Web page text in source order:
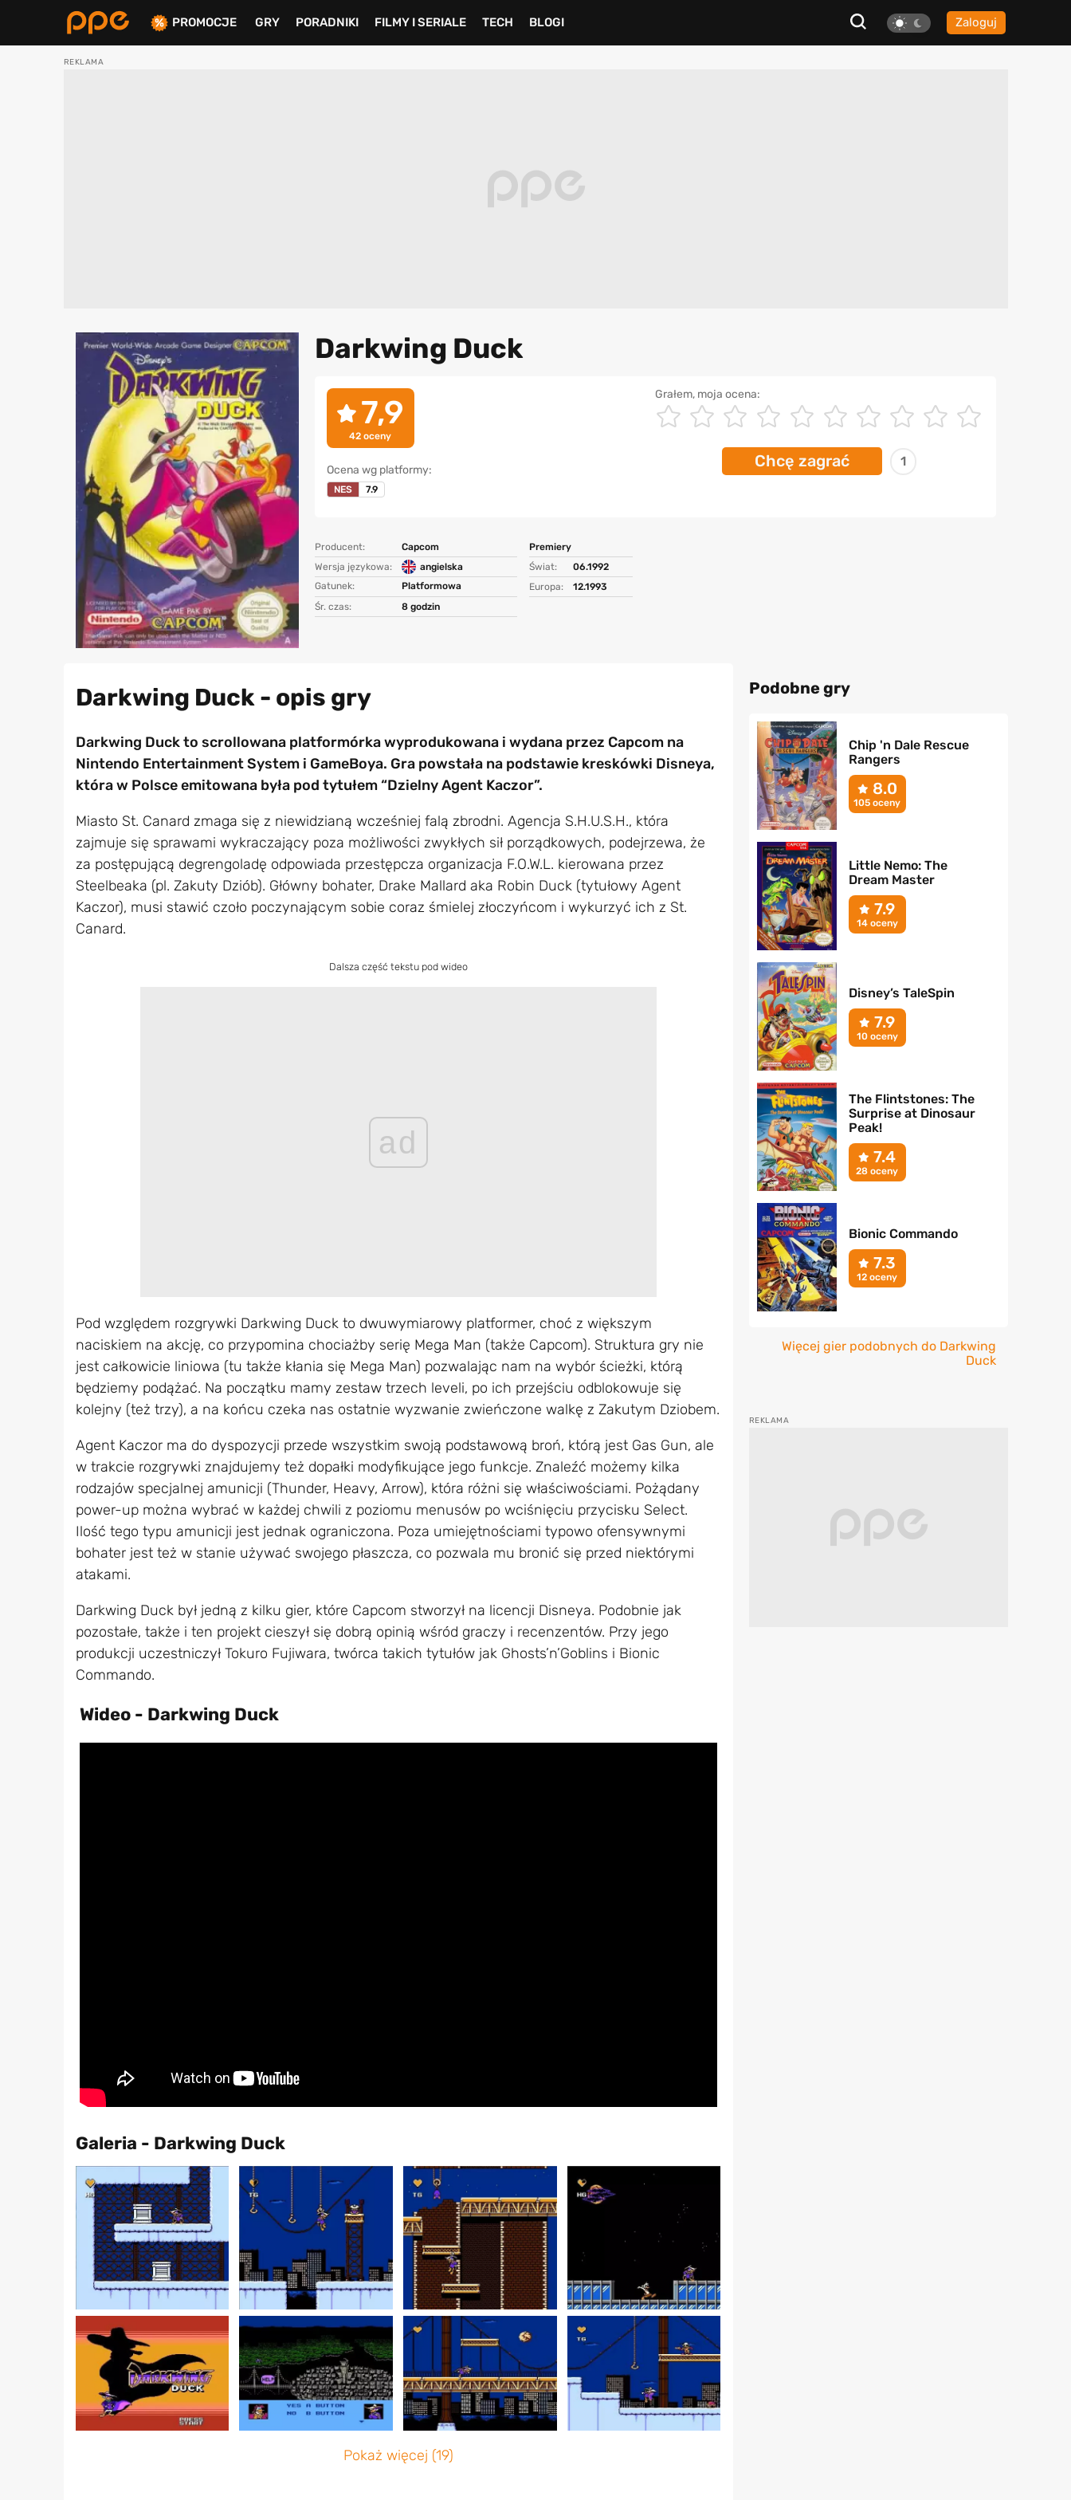
Zaloguj
PROMOCJE GRY PORADNIKI FILMY I SERIALE TECH BLOGI
Darkwing Duck
7,9
42 oceny
Ocena wg platformy:
NES 7.9
Grałem, moja ocena:
Chcę zagrać 1
Producent:
Capcom
Wersja językowa:
angielska
Gatunek:
Platformowa
Śr. czas:
8 godzin
Premiery
Świat:
06.1992
Europa:
12.1993
Darkwing Duck - opis gry
Darkwing Duck to scrollowana platformórka wyprodukowana i wydana przez Capcom na
Nintendo Entertainment System i GameBoya. Gra powstała na podstawie kreskówki Disneya,
która w Polsce emitowana była pod tytułem “Dzielny Agent Kaczor”.
Miasto St. Canard zmaga się z niewidzianą wcześniej falą zbrodni. Agencja S.H.U.S.H., która
zajmuje się sprawami wykraczający poza możliwości zwykłych sił porządkowych, podejrzewa, że
za postępującą degrengoladę odpowiada przestępcza organizacja F.O.W.L. kierowana przez
Steelbeaka (pl. Zakuty Dziób). Główny bohater, Drake Mallard aka Robin Duck (tytułowy Agent
Kaczor), musi stawić czoło poczynającym sobie coraz śmielej złoczyńcom i wykurzyć ich z St.
Canard.
Dalsza część tekstu pod wideo
ad
Pod względem rozgrywki Darkwing Duck to dwuwymiarowy platformer, choć z większym
naciskiem na akcję, co przypomina chociażby serię Mega Man (także Capcom). Struktura gry nie
jest całkowicie liniowa (tu także kłania się Mega Man) pozwalając nam na wybór ścieżki, którą
będziemy podążać. Na początku mamy zestaw trzech leveli, po ich przejściu odblokowuje się
kolejny (też trzy), a na końcu czeka nas ostatnie wyzwanie zwieńczone walkę z Zakutym Dziobem.
Agent Kaczor ma do dyspozycji przede wszystkim swoją podstawową broń, którą jest Gas Gun, ale
w trakcie rozgrywki znajdujemy też dopałki modyfikujące jego funkcje. Znaleźć możemy kilka
rodzajów specjalnej amunicji (Thunder, Heavy, Arrow), która różni się właściwościami. Pożądany
power-up można wybrać w każdej chwili z poziomu menusów po wciśnięciu przycisku Select.
Ilość tego typu amunicji jest jednak ograniczona. Poza umiejętnościami typowo ofensywnymi
bohater jest też w stanie używać swojego płaszcza, co pozwala mu bronić się przed niektórymi
atakami.
Darkwing Duck był jedną z kilku gier, które Capcom stworzył na licencji Disneya. Podobnie jak
pozostałe, także i ten projekt cieszył się dobrą opinią wśród graczy i recenzentów. Przy jego
produkcji uczestniczył Tokuro Fujiwara, twórca takich tytułów jak Ghosts’n’Goblins i Bionic
Commando.
Wideo - Darkwing Duck
Galeria - Darkwing Duck
Pokaż więcej (19)
Podobne gry
Chip 'n Dale Rescue
Rangers
8.0
105 oceny
Little Nemo: The
Dream Master
7.9
14 oceny
Disney’s TaleSpin
7.9
10 oceny
The Flintstones: The
Surprise at Dinosaur
Peak!
7.4
28 oceny
Bionic Commando
7.3
12 oceny
Więcej gier podobnych do Darkwing
Duck